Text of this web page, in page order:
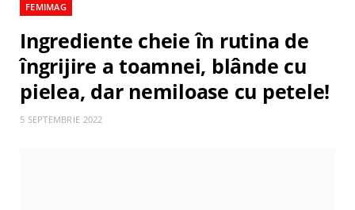
FEMIMAG
Ingrediente cheie în rutina de
îngrijire a toamnei, blânde cu
pielea, dar nemiloase cu petele!
5 SEPTEMBRIE 2022